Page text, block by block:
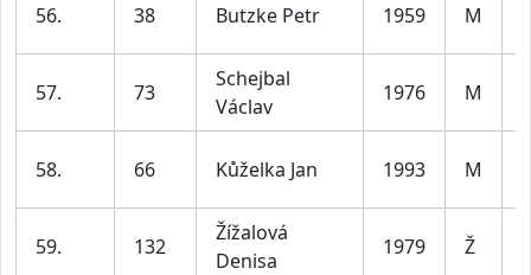
56. 38 Butzke Petr 1959 M
57. 73
Schejbal
Václav
1976 M
58. 66 Kůželka Jan 1993 M
59. 132
Žížalová
Denisa
1979 Ž